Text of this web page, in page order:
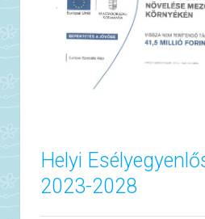
Helyi
2023-2028